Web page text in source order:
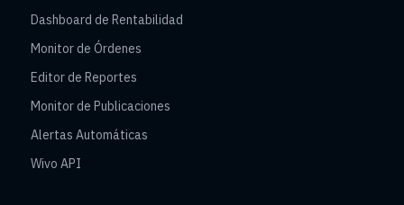
Dashboard de Rentabilidad
Monitor de Órdenes
Editor de Reportes
Monitor de Publicaciones
Alertas Automáticas
Wivo API